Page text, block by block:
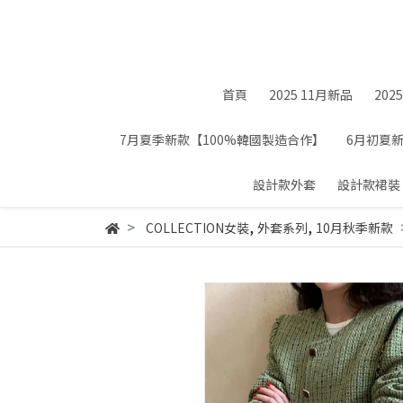
首頁 2025 11月新品
7月夏季新款【100%韓國製造合作】 6月初夏
設計款外套 設計款裙裝
COLLECTION女裝, 外套系列, 10月秋季新款